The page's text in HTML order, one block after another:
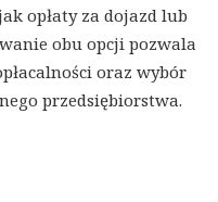
opłaty za dojazd lub
obu opcji pozwala
oraz wybór
przedsiębiorstwa.